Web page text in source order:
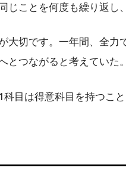
じことを何度も繰り返し
大切です。一年間、全
とつながると考えていた。
科目は得意科目を持つこ